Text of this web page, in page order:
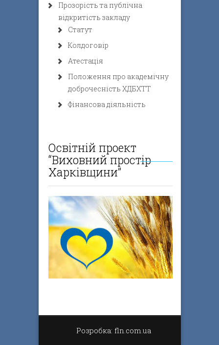
Прозорість та публічна
відкритість закладу
Статут
Колдоговір
Атестація
Положення про академічну
доброчесність ХДБХТТ
Фінансова діяльність
Освітній проект
“Виховний простір
Харківщини”
Розробка: fln.com.ua